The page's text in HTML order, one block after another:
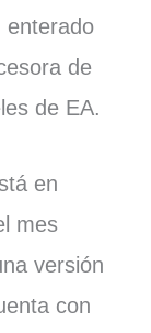
enterado
de
de EA.
en
mes
versión
con